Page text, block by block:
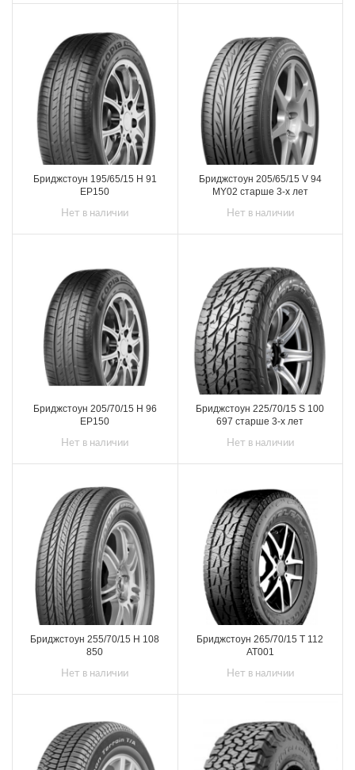
Бриджстоун 195/65/15 H 91
EP150
Нет в наличии
Бриджстоун 205/65/15 V 94
MY02 старше 3-х лет
Нет в наличии
Бриджстоун 205/70/15 H 96
EP150
Нет в наличии
Бриджстоун 225/70/15 S 100
697 старше 3-х лет
Нет в наличии
Бриджстоун 255/70/15 H 108
850
Нет в наличии
Бриджстоун 265/70/15 T 112
AT001
Нет в наличии